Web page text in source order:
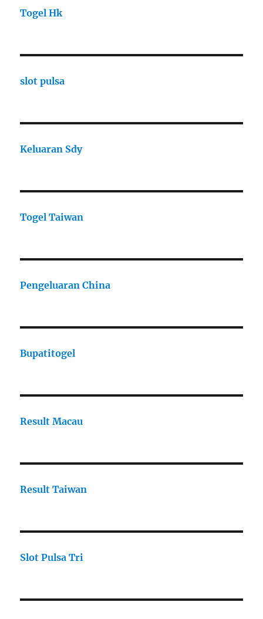
Togel Hk
slot pulsa
Keluaran Sdy
Togel Taiwan
Pengeluaran China
Bupatitogel
Result Macau
Result Taiwan
Slot Pulsa Tri